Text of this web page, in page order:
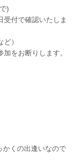
)
受付で確認いたしま
）
をお断りします。
くの出逢いなので